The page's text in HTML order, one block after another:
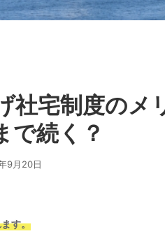
社宅制度のメ
で続く？
9月20日
す。